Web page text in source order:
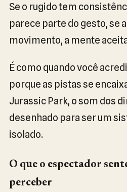
Se o rugido tem
parece parte do gesto, se
movimento, a mente
É como quando você
porque as pistas se
Jurassic Park, o som dos
desenhado para ser um
isolado.
O que o espectador
perceber